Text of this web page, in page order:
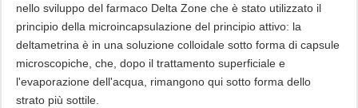
nello sviluppo del farmaco Delta Zone che è stato utilizzato il
principio della microincapsulazione del principio attivo: la
deltametrina è in una soluzione colloidale sotto forma di capsule
microscopiche, che, dopo il trattamento superficiale e
l'evaporazione dell'acqua, rimangono qui sotto forma dello
strato più sottile.